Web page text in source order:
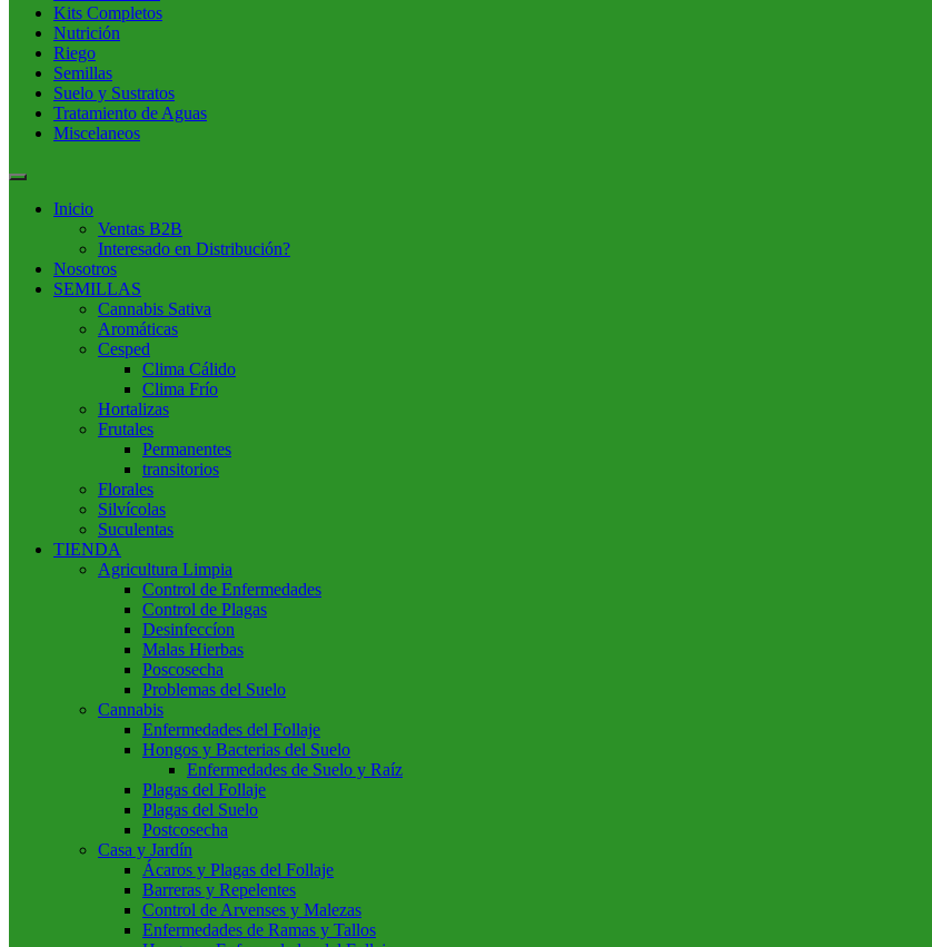
Kits Completos
Nutrición
Riego
Semillas
Suelo y Sustratos
Tratamiento de Aguas
Miscelaneos
Inicio
Ventas B2B
Interesado en Distribución?
Nosotros
SEMILLAS
Cannabis Sativa
Aromáticas
Cesped
Clima Cálido
Clima Frío
Hortalizas
Frutales
Permanentes
transitorios
Florales
Silvícolas
Suculentas
TIENDA
Agricultura Limpia
Control de Enfermedades
Control de Plagas
Desinfeccíon
Malas Hierbas
Poscosecha
Problemas del Suelo
Cannabis
Enfermedades del Follaje
Hongos y Bacterias del Suelo
Enfermedades de Suelo y Raíz
Plagas del Follaje
Plagas del Suelo
Postcosecha
Casa y Jardín
Ácaros y Plagas del Follaje
Barreras y Repelentes
Control de Arvenses y Malezas
Enfermedades de Ramas y Tallos